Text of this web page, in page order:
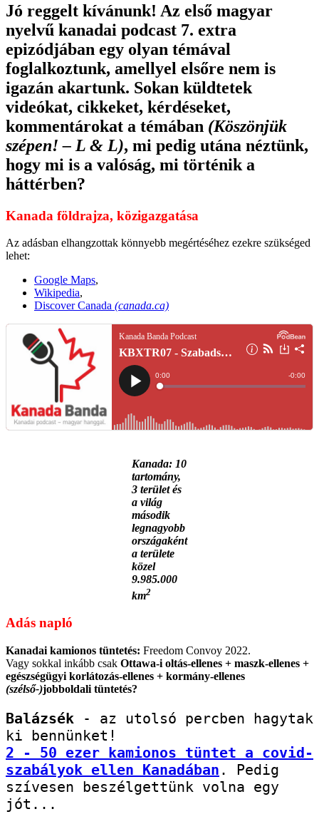
Jó reggelt kívánunk! Az első magyar
nyelvű kanadai podcast 7. extra
epizódjában egy olyan témával
foglalkoztunk, amellyel elsőre nem is
igazán akartunk. Sokan küldtetek
videókat, cikkeket, kérdéseket,
kommentárokat a témában (Köszönjük
szépen! – L & L), mi pedig utána néztünk,
hogy mi is a valóság, mi történik a
háttérben?
Kanada földrajza, közigazgatása
Az adásban elhangzottak könnyebb megértéséhez ezekre szükséged
lehet:
Google Maps,
Wikipedia,
Discover Canada (canada.ca)
Kanada: 10
tartomány,
3 terület és
a világ
második
legnagyobb
országaként
a területe
közel
9.985.000
km2
Adás napló
Kanadai kamionos tüntetés: Freedom Convoy 2022.
Vagy sokkal inkább csak Ottawa-i oltás-ellenes + maszk-ellenes +
egészségügyi korlátozás-ellenes + kormány-ellenes
(szélső-)jobboldali tüntetés?
Balázsék - az utolsó percben hagytak
2 - 50 ezer kamionos tüntet a covid-
szabályok ellen Kanadában . Pedig
szívesen beszélgettünk volna egy
jót...